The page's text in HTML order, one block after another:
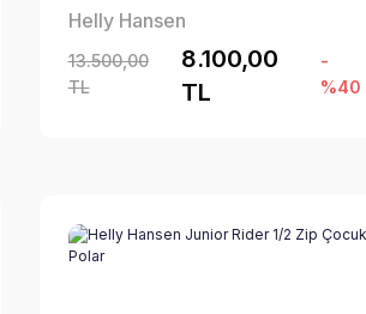
Helly Hansen
13.500,00
TL
8.100,00
TL
-
%40